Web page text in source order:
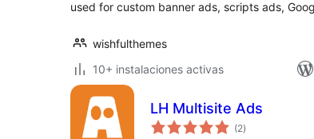
used for custom banner ads, scripts ads,
wishfulthemes
10+ instalaciones activas
LH Multisite Ads
(2valoraciones
en
)